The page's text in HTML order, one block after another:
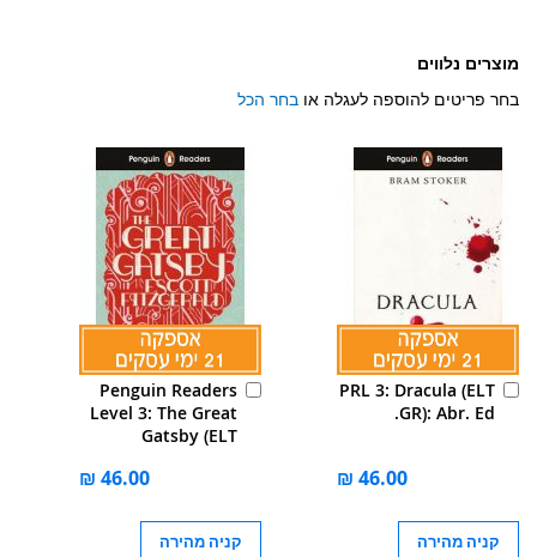
מוצרים נלווים
בחר פריטים להוספה לעגלה או בחר הכל
PRL 3: Dracula (ELT
GR): Abr. Ed.
הוסף
לסל
קניה מהירה
Penguin Readers
Level 3: The Great
Gatsby (ELT
Abridged Edition
הוסף
לסל
קניה מהירה